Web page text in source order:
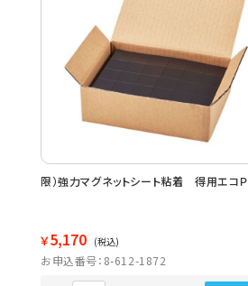
限）強力マグネットシート粘着 得用エコＰ
￥5,170 (税込)
お申込番号：8-612-1872